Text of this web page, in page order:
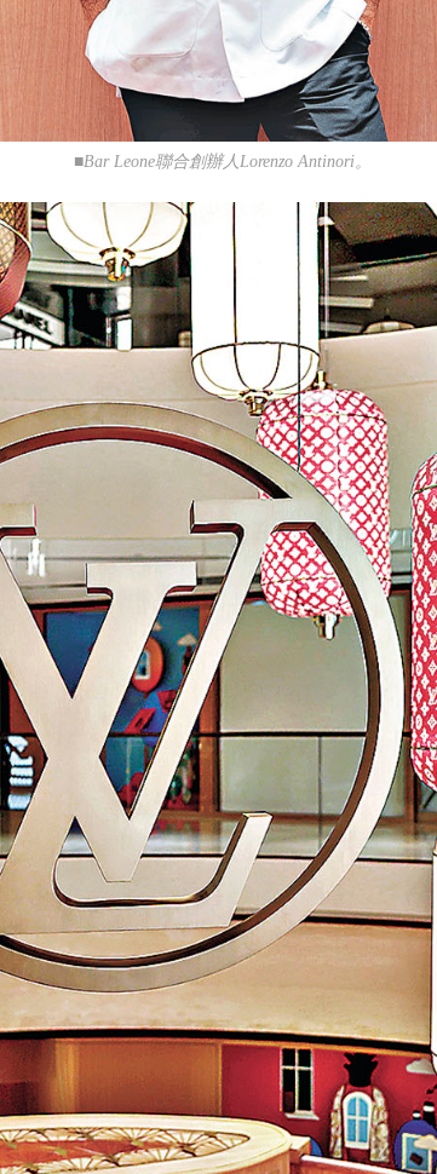
■Bar Leone聯合創辦人Lorenzo Antinori。